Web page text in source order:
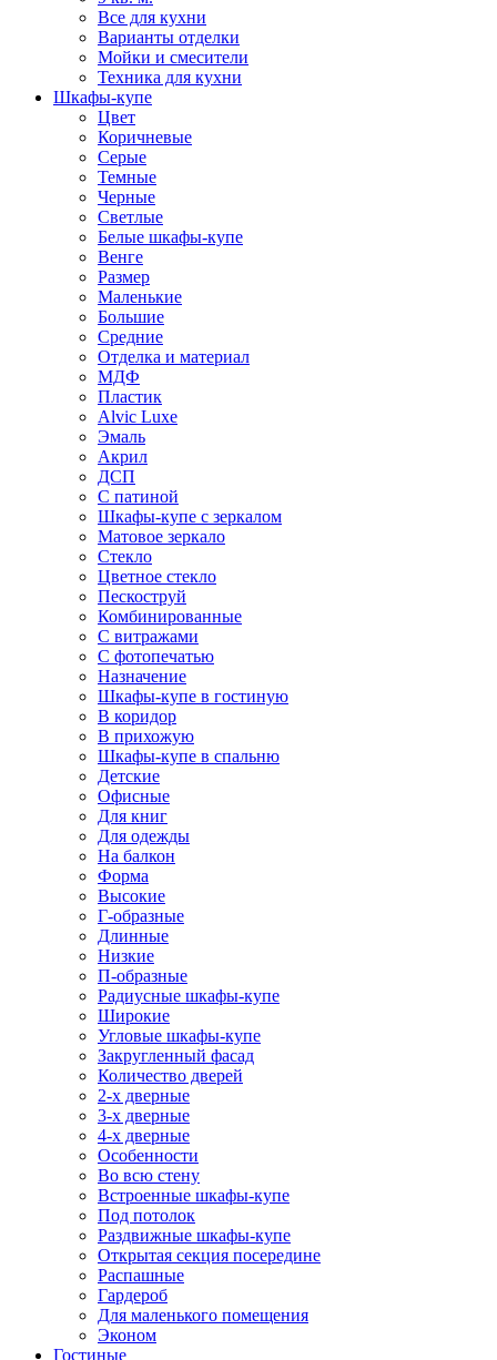
Все для кухни
Варианты отделки
Мойки и смесители
Техника для кухни
Шкафы-купе
Цвет
Коричневые
Серые
Темные
Черные
Светлые
Белые шкафы-купе
Венге
Размер
Маленькие
Большие
Средние
Отделка и материал
МДФ
Пластик
Alvic Luxe
Эмаль
Акрил
ДСП
С патиной
Шкафы-купе с зеркалом
Матовое зеркало
Стекло
Цветное стекло
Пескоструй
Комбинированные
С витражами
С фотопечатью
Назначение
Шкафы-купе в гостиную
В коридор
В прихожую
Шкафы-купе в спальню
Детские
Офисные
Для книг
Для одежды
На балкон
Форма
Высокие
Г-образные
Длинные
Низкие
П-образные
Радиусные шкафы-купе
Широкие
Угловые шкафы-купе
Закругленный фасад
Количество дверей
2-х дверные
3-х дверные
4-х дверные
Особенности
Во всю стену
Встроенные шкафы-купе
Под потолок
Раздвижные шкафы-купе
Открытая секция посередине
Распашные
Гардероб
Для маленького помещения
Эконом
Гостиные